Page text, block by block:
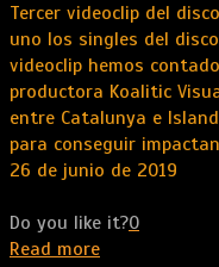
Tercer videoclip del
uno los singles del
videoclip hemos
productora Koalitic
entre Catalunya e
para conseguir
26 de junio de 2019
Do you like it?0
Read more